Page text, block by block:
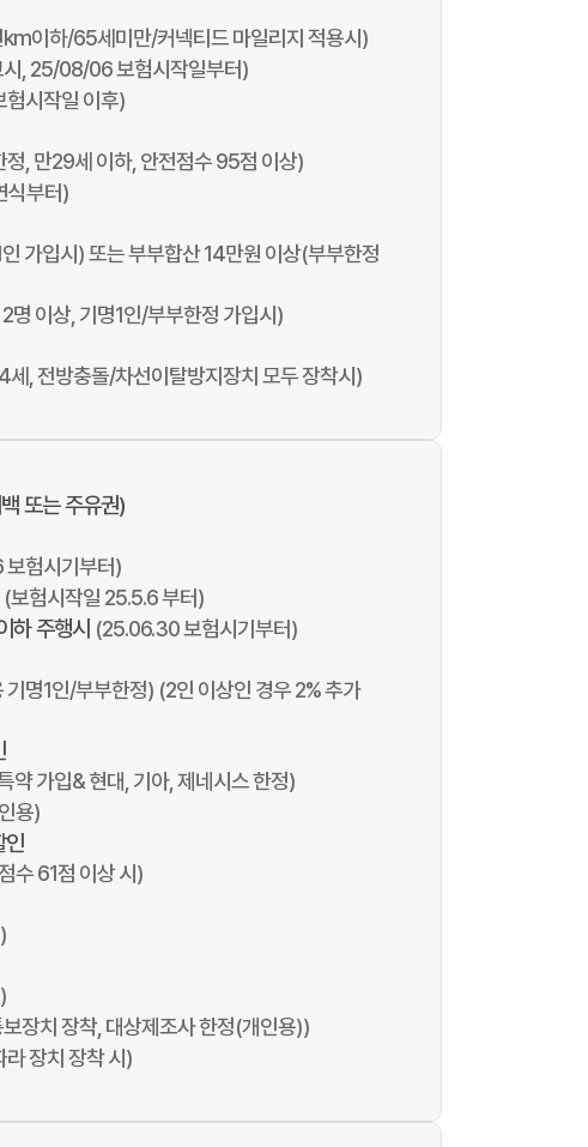
km이하/65세미만/커넥티드 마일리지 적용시)
시, 25/08/06 보험시작일부터)
시작일 이후)
, 만29세 이하, 안전점수 95점 이상)
식부터)
가입시) 또는 부부합산 14만원 이상(부부한정
명 이상, 기명1인/부부한정 가입시)
, 전방충돌/차선이탈방지장치 모두 장착시)
또는 주유권)
보험시기부터)
(보험시작일 25.5.6 부터)
하 주행시 (25.06.30 보험시기부터)
명1인/부부한정) (2인 이상인 경우 2% 추가
약 가입& 현대, 기아, 제네시스 한정)
용)
인
수 61점 이상 시)
장치 장착, 대상제조사 한정(개인용))
라 장치 장착 시)